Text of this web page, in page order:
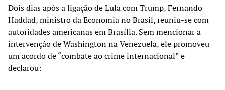
Dois dias após a ligação de Lula com Trump, Fernando
Haddad, ministro da Economia no Brasil, reuniu-se com
autoridades americanas em Brasília. Sem mencionar a
intervenção de Washington na Venezuela, ele promoveu
um acordo de “combate ao crime internacional” e
declarou: